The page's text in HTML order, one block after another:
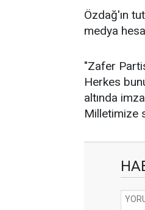
Özdağ'ın
medya
"Zafer
Herkes
altında
Milletimize